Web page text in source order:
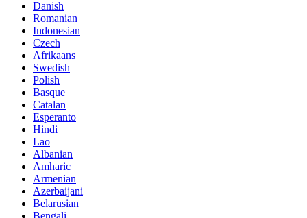
Danish
Romanian
Indonesian
Czech
Afrikaans
Swedish
Polish
Basque
Catalan
Esperanto
Hindi
Lao
Albanian
Amharic
Armenian
Azerbaijani
Belarusian